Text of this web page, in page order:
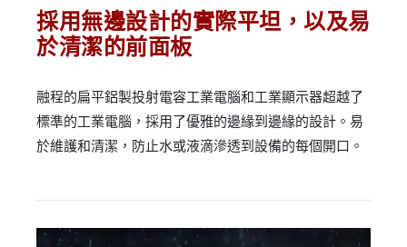
採用無邊設計的實際平坦，以及易
於清潔的前面板
融程的扁平鋁製投射電容工業電腦和工業顯示器超越了
標準的工業電腦，採用了優雅的邊緣到邊緣的設計。易
於維護和清潔，防止水或液滴滲透到設備的每個開口。